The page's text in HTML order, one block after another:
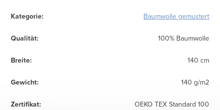
Kategorie: Baumwolle gemustert
Qualität: 100% Baumwolle
Breite: 140 cm
Gewicht: 140 g/m2
Zertifikat: OEKO TEX Standard 100